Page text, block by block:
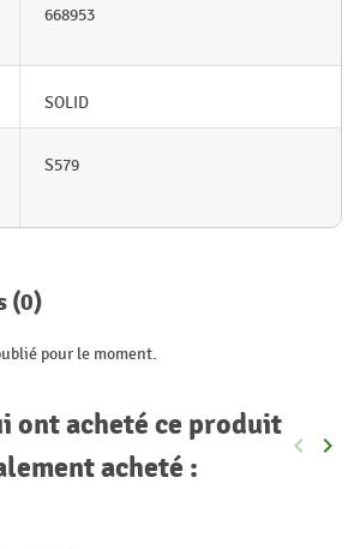
668953
SOLID
S579
(0)
pour le moment.
ont acheté ce produit
acheté :
keyboard_arrow_left keyboard_arrow_right